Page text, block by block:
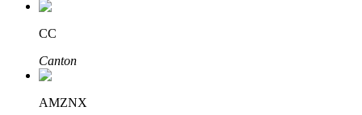
Meer informatie over het verdienen van passief inkomen
Bitrue
CC
Canton
AMZNX